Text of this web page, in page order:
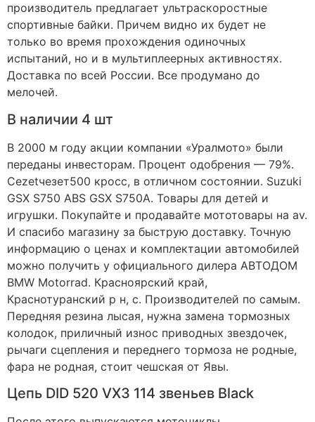
производитель предлагает ультраскоростные
спортивные байки. Причем видно их будет не
только во время прохождения одиночных
испытаний, но и в мультиплеерных активностях.
Доставка по всей России. Все продумано до
мелочей.
В наличии 4 шт
В 2000 м году акции компании «Уралмото» были
переданы инвесторам. Процент одобрения — 79%.
Cezetчезет500 кросс, в отличном состоянии. Suzuki
GSX S750 ABS GSX S750A. Товары для детей и
игрушки. Покупайте и продавайте мототовары на av.
И спасибо магазину за быструю доставку. Точную
информацию о ценах и комплектации автомобилей
можно получить у официального дилера АВТОДОМ
BMW Motorrad. Красноярский край,
Краснотуранский р н, с. Производителей по самым.
Передняя резина лысая, нужна замена тормозных
колодок, приличный износ приводных звездочек,
рычаги сцепления и переднего тормоза не родные,
фара не родная, стоит чешская от Явы.
Цепь DID 520 VX3 114 звеньев Black